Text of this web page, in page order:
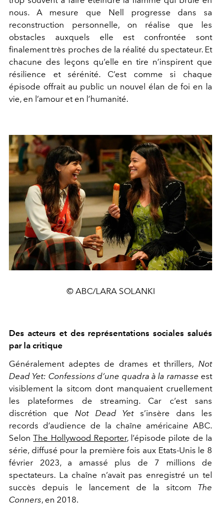
nous. A mesure que Nell progresse dans sa
reconstruction personnelle, on réalise que les
obstacles auxquels elle est confrontée sont
finalement très proches de la réalité du spectateur. Et
chacune des leçons qu’elle en tire n’inspirent que
résilience et sérénité. C’est comme si chaque
épisode offrait au public un nouvel élan de foi en la
vie, en l’amour et en l’humanité.
© ABC/LARA SOLANKI
Des acteurs et des représentations sociales salués
par la critique
Généralement adeptes de drames et thrillers, Not
Dead Yet: Confessions d’une quadra à la ramasse est
visiblement la sitcom dont manquaient cruellement
les plateformes de streaming. Car c’est sans
discrétion que Not Dead Yets’insère dans les
records d’audience de la chaîne américaine ABC.
SelonThe Hollywood Reporter, l’épisode pilote de la
série, diffusé pour la première fois aux Etats-Unis le 8
février 2023, a amassé plus de 7 millions de
spectateurs. La chaîne n’avait pas enregistré un tel
succès depuis le lancement de la sitcom The
Conners, en 2018.